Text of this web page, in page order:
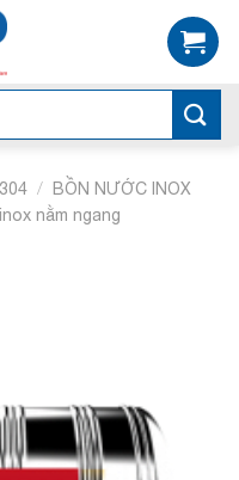
/
BỒN NƯỚC INOX
nằm ngang